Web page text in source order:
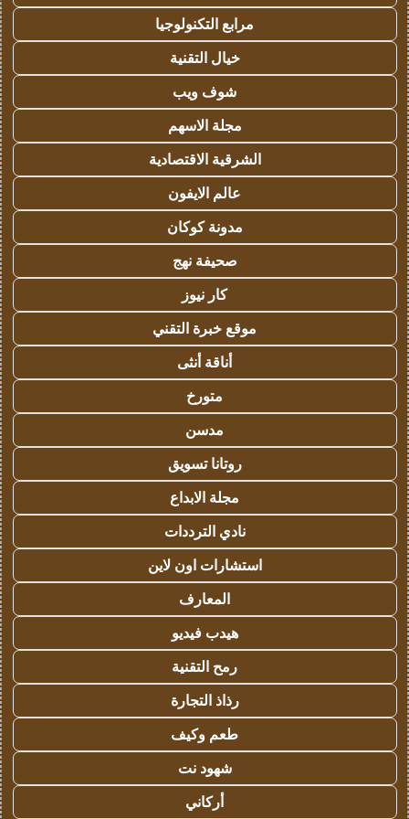
مرابع التكنولوجيا
خيال التقنية
شوف ويب
مجلة الاسهم
الشرقية الاقتصادية
عالم الايفون
مدونة كوكان
صحيفة نهج
كار نيوز
موقع خبرة التقني
أناقة أنثى
متورخ
مدسن
روتانا تسويق
مجلة الابداع
نادي الترددات
استشارات اون لاين
المعارف
هيدب فيديو
رمح التقنية
رذاذ التجارة
طعم وكيف
شهود نت
أركاني